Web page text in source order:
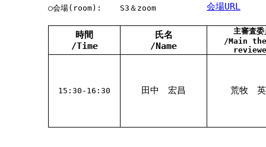
○会場(room): S3＆zoom 会場URL
時間
/Time
氏名
/Name
主審査委
/Main
15:30-16:30 田中 宏昌 荒牧 英